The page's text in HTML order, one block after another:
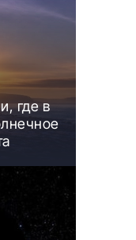
где в